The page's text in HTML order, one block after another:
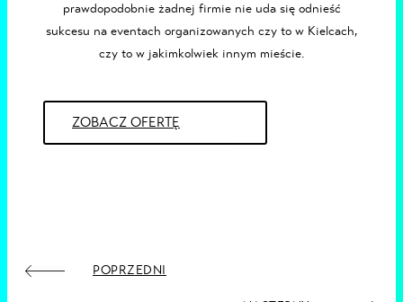
prawdopodobnie żadnej firmie nie uda się odnieść
sukcesu na eventach organizowanych czy to w Kielcach,
czy to w jakimkolwiek innym mieście.
ZOBACZ OFERTĘ
POPRZEDNI